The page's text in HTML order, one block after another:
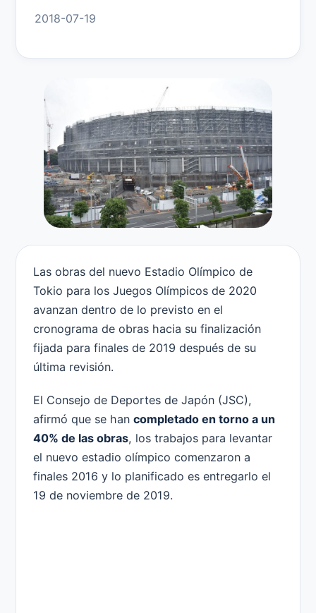
2018-07-19
Las obras del nuevo Estadio Olímpico de
Tokio para los Juegos Olímpicos de 2020
avanzan dentro de lo previsto en el
cronograma de obras hacia su finalización
fijada para finales de 2019 después de su
última revisión.
El Consejo de Deportes de Japón (JSC),
afirmó que se han completado en torno a un
40% de las obras, los trabajos para levantar
el nuevo estadio olímpico comenzaron a
finales 2016 y lo planificado es entregarlo el
19 de noviembre de 2019.